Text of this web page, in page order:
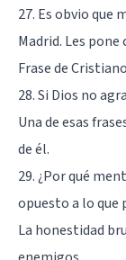
27. Es obvio que
Madrid. Les
Frase de
28. Si Dios no
Una de esas
de él.
29. ¿Por qué
opuesto a lo que
La honestidad